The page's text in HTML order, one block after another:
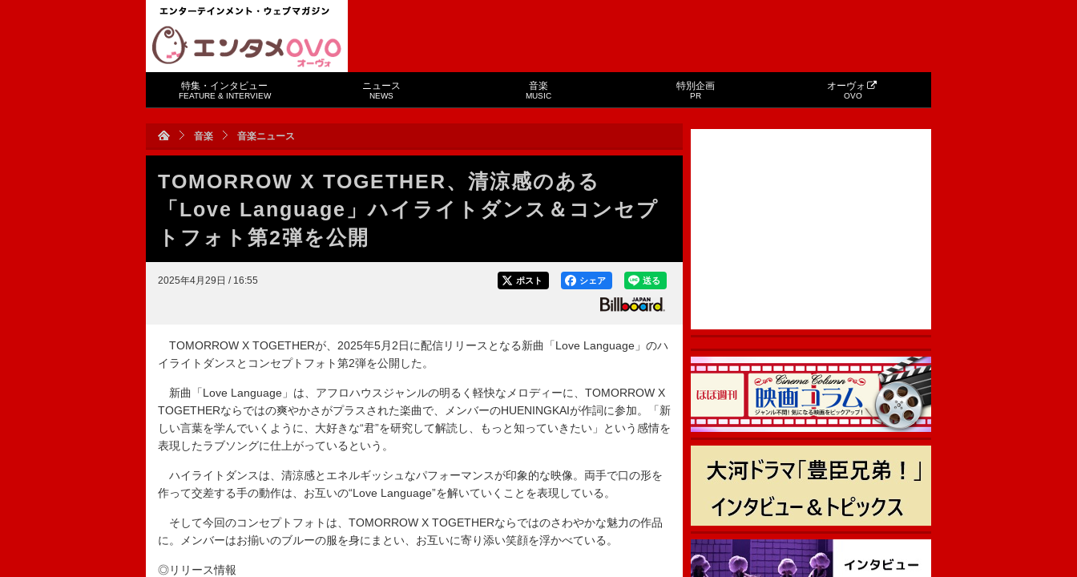
特集・インタビュー
FEATURE & INTERVIEW
ニュース
NEWS
音楽
MUSIC
特別企画
PR
オーヴォ
OVO
音楽 音楽ニュース
TOMORROW X TOGETHER、清涼感のある
「Love Language」ハイライトダンス＆コンセプ
トフォト第2弾を公開
2025年4月29日 / 16:55 送る
シェア
ポスト
TOMORROW X TOGETHERが、2025年5月2日に配信リリースとなる新曲「Love Language」のハ
イライトダンスとコンセプトフォト第2弾を公開した。
新曲「Love Language」は、アフロハウスジャンルの明るく軽快なメロディーに、TOMORROW X
TOGETHERならではの爽やかさがプラスされた楽曲で、メンバーのHUENINGKAIが作詞に参加。「新
しい言葉を学んでいくように、大好きな“君”を研究して解読し、もっと知っていきたい」という感情を
表現したラブソングに仕上がっているという。
ハイライトダンスは、清涼感とエネルギッシュなパフォーマンスが印象的な映像。両手で口の形を
作って交差する手の動作は、お互いの“Love Language”を解いていくことを表現している。
そして今回のコンセプトフォトは、TOMORROW X TOGETHERならではのさわやかな魅力の作品
に。メンバーはお揃いのブルーの服を身にまとい、お互いに寄り添い笑顔を浮かべている。
◎リリース情報